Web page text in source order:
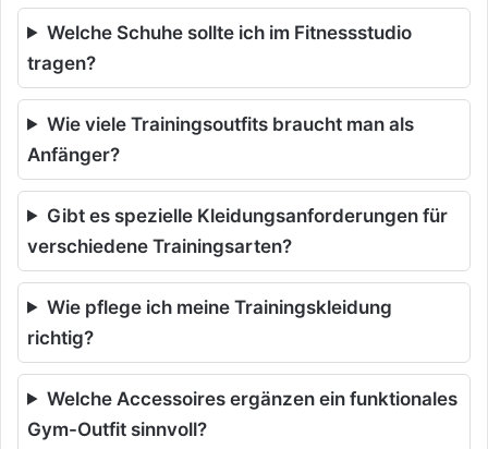
Welche Schuhe sollte ich im Fitnessstudio
tragen?
Wie viele Trainingsoutfits braucht man als
Anfänger?
Gibt es spezielle Kleidungsanforderungen für
verschiedene Trainingsarten?
Wie pflege ich meine Trainingskleidung
richtig?
Welche Accessoires ergänzen ein funktionales
Gym-Outfit sinnvoll?